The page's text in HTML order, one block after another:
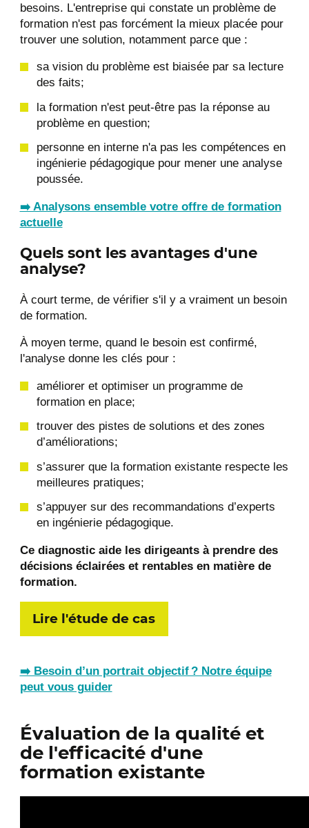
besoins. L'entreprise qui constate un problème de
formation n'est pas forcément la mieux placée pour
trouver une solution, notamment parce que :
sa vision du problème est biaisée par sa lecture
des faits;
la formation n'est peut-être pas la réponse au
problème en question;
personne en interne n'a pas les compétences en
ingénierie pédagogique pour mener une analyse
poussée.
➡️ Analysons ensemble votre offre de formation
actuelle
Quels sont les avantages d'une
analyse?
À court terme, de vérifier s'il y a vraiment un besoin
de formation.
À moyen terme, quand le besoin est confirmé,
l'analyse donne les clés pour :
améliorer et optimiser un programme de
formation en place;
trouver des pistes de solutions et des zones
d’améliorations;
s’assurer que la formation existante respecte les
meilleures pratiques;
s’appuyer sur des recommandations d’experts
en ingénierie pédagogique.
Ce diagnostic aide les dirigeants à prendre des
décisions éclairées et rentables en matière de
formation.
Lire l'étude de cas
➡️ Besoin d’un portrait objectif ? Notre équipe
peut vous guider
Évaluation de la qualité et
de l'efficacité d'une
formation existante